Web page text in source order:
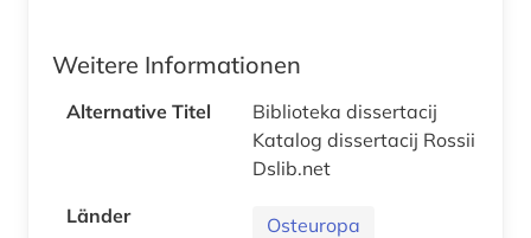
Weitere Informationen
Alternative Titel
Biblioteka dissertacij
Katalog dissertacij Rossii
Dslib.net
Länder
Osteuropa